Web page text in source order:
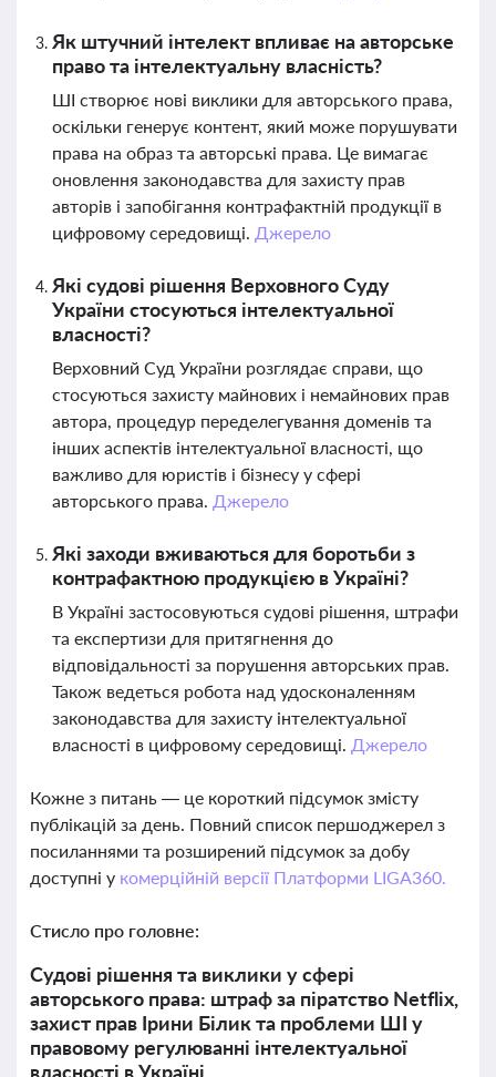
Як штучний інтелект впливає на авторське
право та інтелектуальну власність?
ШІ створює нові виклики для авторського права,
оскільки генерує контент, який може порушувати
права на образ та авторські права. Це вимагає
оновлення законодавства для захисту прав
авторів і запобігання контрафактній продукції в
цифровому середовищі. Джерело
Які судові рішення Верховного Суду
України стосуються інтелектуальної
власності?
Верховний Суд України розглядає справи, що
стосуються захисту майнових і немайнових прав
автора, процедур переделегування доменів та
інших аспектів інтелектуальної власності, що
важливо для юристів і бізнесу у сфері
авторського права. Джерело
Які заходи вживаються для боротьби з
контрафактною продукцією в Україні?
В Україні застосовуються судові рішення, штрафи
та експертизи для притягнення до
відповідальності за порушення авторських прав.
Також ведеться робота над удосконаленням
законодавства для захисту інтелектуальної
власності в цифровому середовищі. Джерело
Кожне з питань — це короткий підсумок змісту
публікацій за день. Повний список першоджерел з
посиланнями та розширений підсумок за добу
доступні у комерційній версії Платформи LIGA360.
Стисло про головне:
Судові рішення та виклики у сфері
авторського права: штраф за піратство Netflix,
захист прав Ірини Білик та проблеми ШІ у
правовому регулюванні інтелектуальної
власності в Україні